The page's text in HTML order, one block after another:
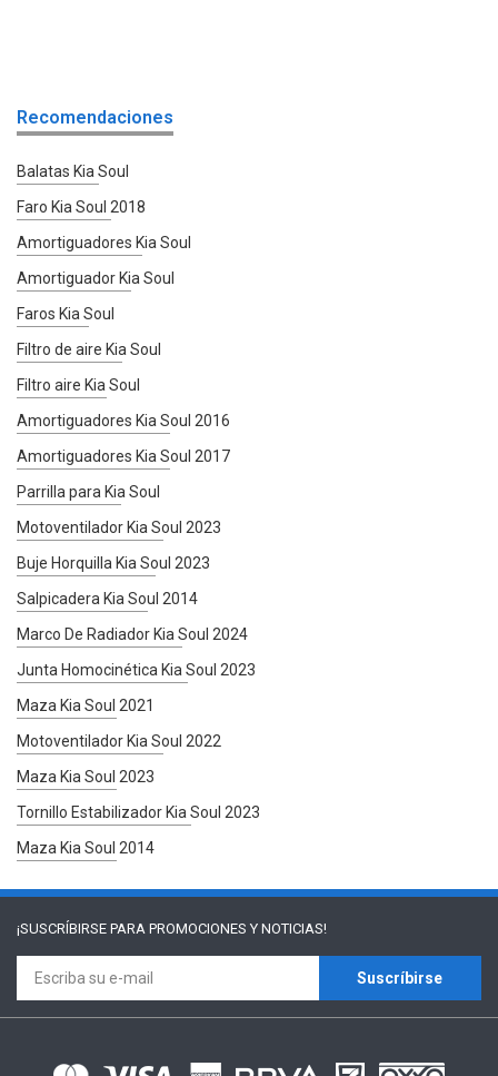
Recomendaciones
Balatas Kia Soul
Faro Kia Soul 2018
Amortiguadores Kia Soul
Amortiguador Kia Soul
Faros Kia Soul
Filtro de aire Kia Soul
Filtro aire Kia Soul
Amortiguadores Kia Soul 2016
Amortiguadores Kia Soul 2017
Parrilla para Kia Soul
Motoventilador Kia Soul 2023
Buje Horquilla Kia Soul 2023
Salpicadera Kia Soul 2014
Marco De Radiador Kia Soul 2024
Junta Homocinética Kia Soul 2023
Maza Kia Soul 2021
Motoventilador Kia Soul 2022
Maza Kia Soul 2023
Tornillo Estabilizador Kia Soul 2023
Maza Kia Soul 2014
¡SUSCRÍBIRSE PARA PROMOCIONES Y NOTICIAS!
Suscríbirse